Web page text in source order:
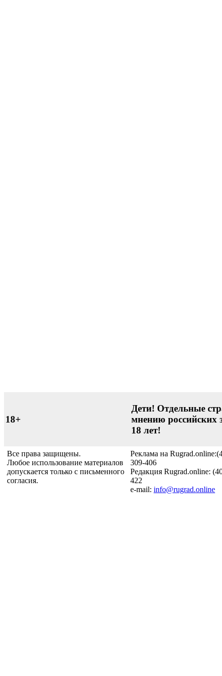
18+
Дети! Отдельные
мнению российских
18 лет!
Все права защищены.
Любое использование материалов
допускается только с письменного
согласия.
Реклама на
309-406
Редакция Rugrad.online:
422
e-mail: info@rugrad.online